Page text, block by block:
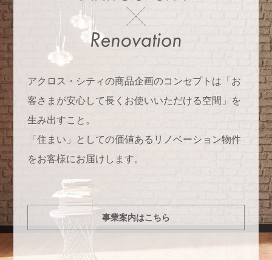
アクロス・シティの商品企画のコンセプトは「お
客さまが安心して長くお使いいただける空間」を
生み出すこと。
「住まい」としての価値あるリノベーション物件
をお客様にお届けします。
事業案内はこちら